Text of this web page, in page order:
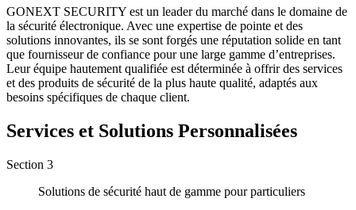
GONEXT SECURITY est un leader du marché dans le domaine de
la sécurité électronique. Avec une expertise de pointe et des
solutions innovantes, ils se sont forgés une réputation solide en tant
que fournisseur de confiance pour une large gamme d’entreprises.
Leur équipe hautement qualifiée est déterminée à offrir des services
et des produits de sécurité de la plus haute qualité, adaptés aux
besoins spécifiques de chaque client.
Services et Solutions Personnalisées
Section 3
Solutions de sécurité haut de gamme pour particuliers